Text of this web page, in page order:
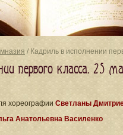
/ Кадриль в исполнении
первого класса. 25
хореографии Светланы
Анатольевна Василенко